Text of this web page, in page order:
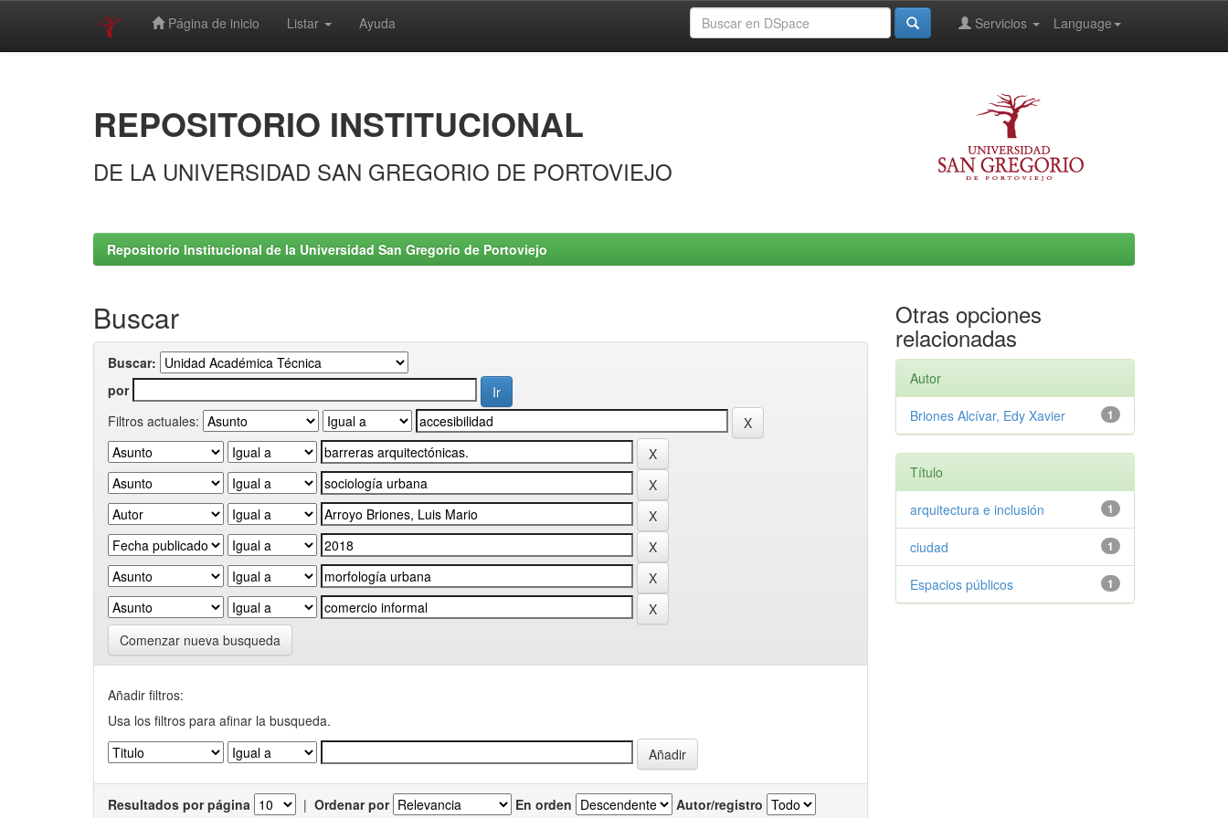
Página de inicio Listar Ayuda Language
Servicios
REPOSITORIO INSTITUCIONAL
DE LA UNIVERSIDAD SAN GREGORIO DE PORTOVIEJO
Repositorio Institucional de la Universidad San Gregorio de Portoviejo
Buscar
Buscar:
por
Filtros actuales:
Comenzar nueva busqueda
Añadir filtros:
Usa los filtros para afinar la busqueda.
Resultados por página | Ordenar por En orden Autor/registro
Otras opciones
relacionadas
Autor
1
Briones Alcívar, Edy Xavier
Título
1
arquitectura e inclusión
1
ciudad
1
Espacios públicos